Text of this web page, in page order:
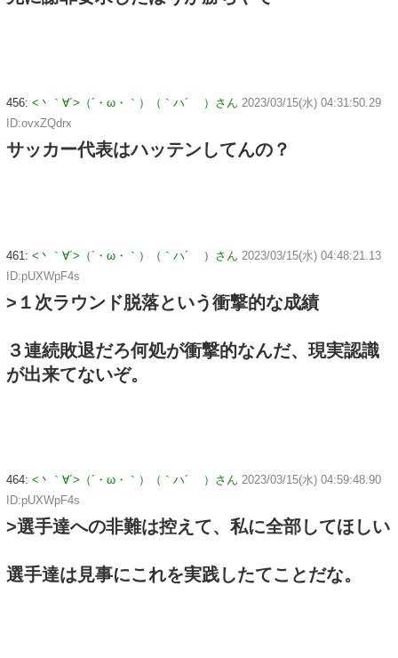
456: <丶｀∀´>（´・ω・｀）（｀ハ´ ）さん 2023/03/15(水) 04:31:50.29
ID:ovxZQdrx
サッカー代表はハッテンしてんの？
461: <丶｀∀´>（´・ω・｀）（｀ハ´ ）さん 2023/03/15(水) 04:48:21.13
ID:pUXWpF4s
>１次ラウンド脱落という衝撃的な成績
３連続敗退だろ何処が衝撃的なんだ、現実認識
が出来てないぞ。
464: <丶｀∀´>（´・ω・｀）（｀ハ´ ）さん 2023/03/15(水) 04:59:48.90
ID:pUXWpF4s
>選手達への非難は控えて、私に全部してほしい
選手達は見事にこれを実践したてことだな。